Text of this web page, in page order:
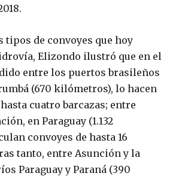
tipos de convoyes que hoy
Elizondo ilustró que en el
entre los puertos brasileños
(670 kilómetros), lo hacen
cuatro barcazas; entre
en Paraguay (1.132
convoyes de hasta 16
tanto, entre Asunción y la
Paraguay y Paraná (390